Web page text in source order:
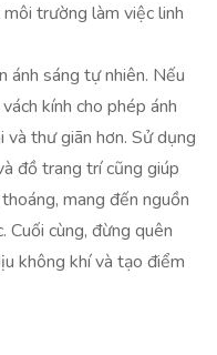
trường làm việc linh
ánh sáng tự nhiên. Nếu
kính cho phép ánh
và thư giãn hơn. Sử dụng
đồ trang trí cũng giúp
mang đến nguồn
Cuối cùng, đừng quên
không khí và tạo điểm